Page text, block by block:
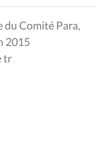
du Comité Para,
2015
tr